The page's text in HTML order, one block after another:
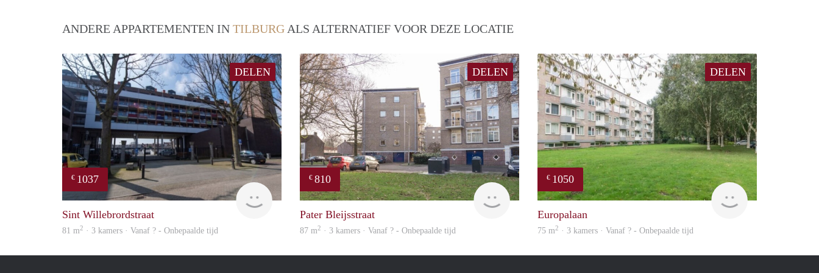
ANDERE APPARTEMENTEN IN TILBURG ALS ALTERNATIEF VOOR DEZE LOCATIE
DELEN
€ 1037
Sint Willebrordstraat
81 m2 · 3 kamers · Vanaf ? - Onbepaalde tijd
DELEN
€ 810
Woning
Pater Bleijsstraat
87 m2 · 3 kamers · Vanaf ? - Onbepaalde tijd
DELEN
€ 1050
rent
Europalaan
75 m2 · 3 kamers · Vanaf ? - Onbepaalde tijd